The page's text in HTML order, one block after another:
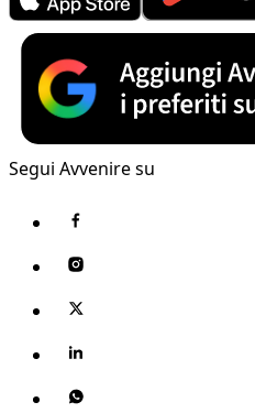
Segui Avvenire su